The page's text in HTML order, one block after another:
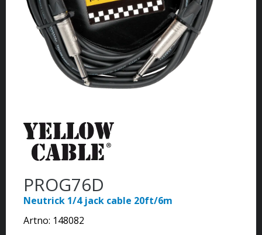
PROG76D
Neutrick 1/4 jack cable 20ft/6m
Artno: 148082